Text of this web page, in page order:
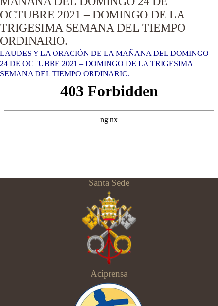
OCTUBRE 2021 – DOMINGO DE LA
TRIGESIMA SEMANA DEL TIEMPO
ORDINARIO.
LAUDES Y LA ORACIÓN DE LA MAÑANA DEL DOMINGO
24 DE OCTUBRE 2021 – DOMINGO DE LA TRIGESIMA
SEMANA DEL TIEMPO ORDINARIO.
Santa Sede
Aciprensa